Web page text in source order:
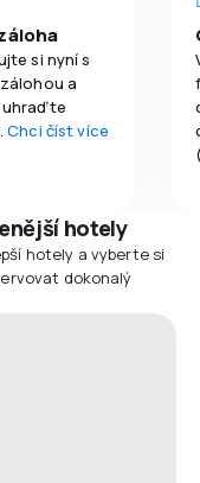
si nyní s
a
Chci číst více
hotely
hotely a vyberte si
dokonalý